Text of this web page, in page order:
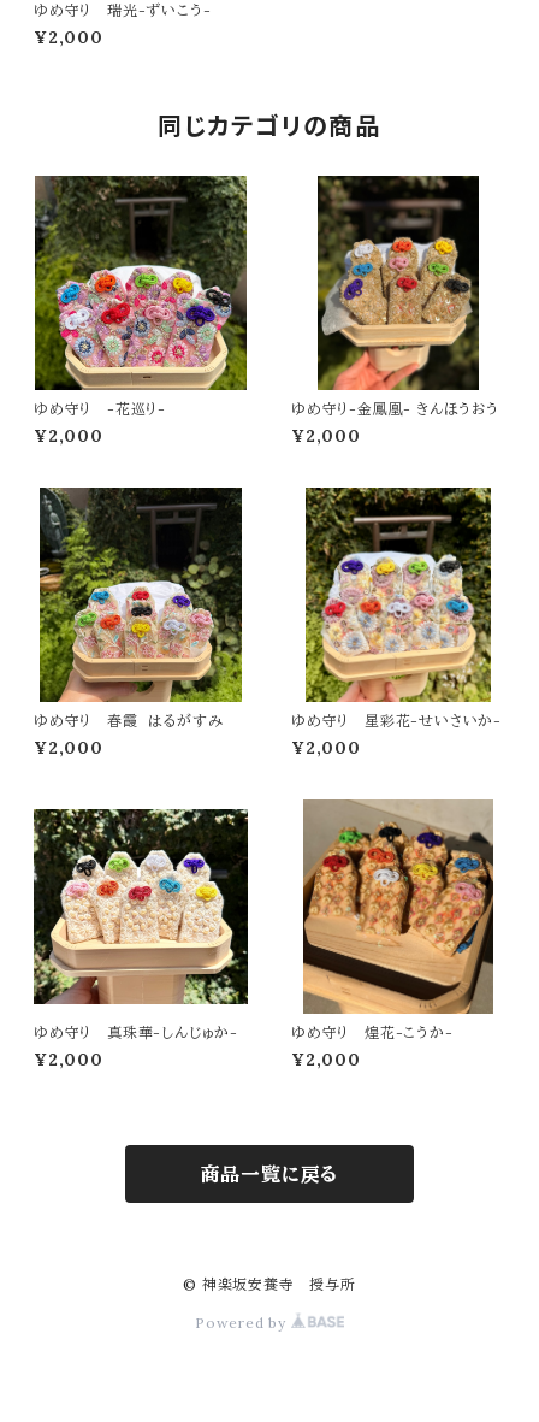
ゆめ守り 瑞光-ずいこう-
¥2,000
同じカテゴリの商品
ゆめ守り -花巡り-
¥2,000
ゆめ守り-金鳳凰- きんほうおう
¥2,000
ゆめ守り 春霞 はるがすみ
¥2,000
ゆめ守り 星彩花-せいさいか-
¥2,000
ゆめ守り 真珠華-しんじゅか-
¥2,000
ゆめ守り 煌花-こうか-
¥2,000
商品一覧に戻る
© 神楽坂安養寺 授与所
Powered by